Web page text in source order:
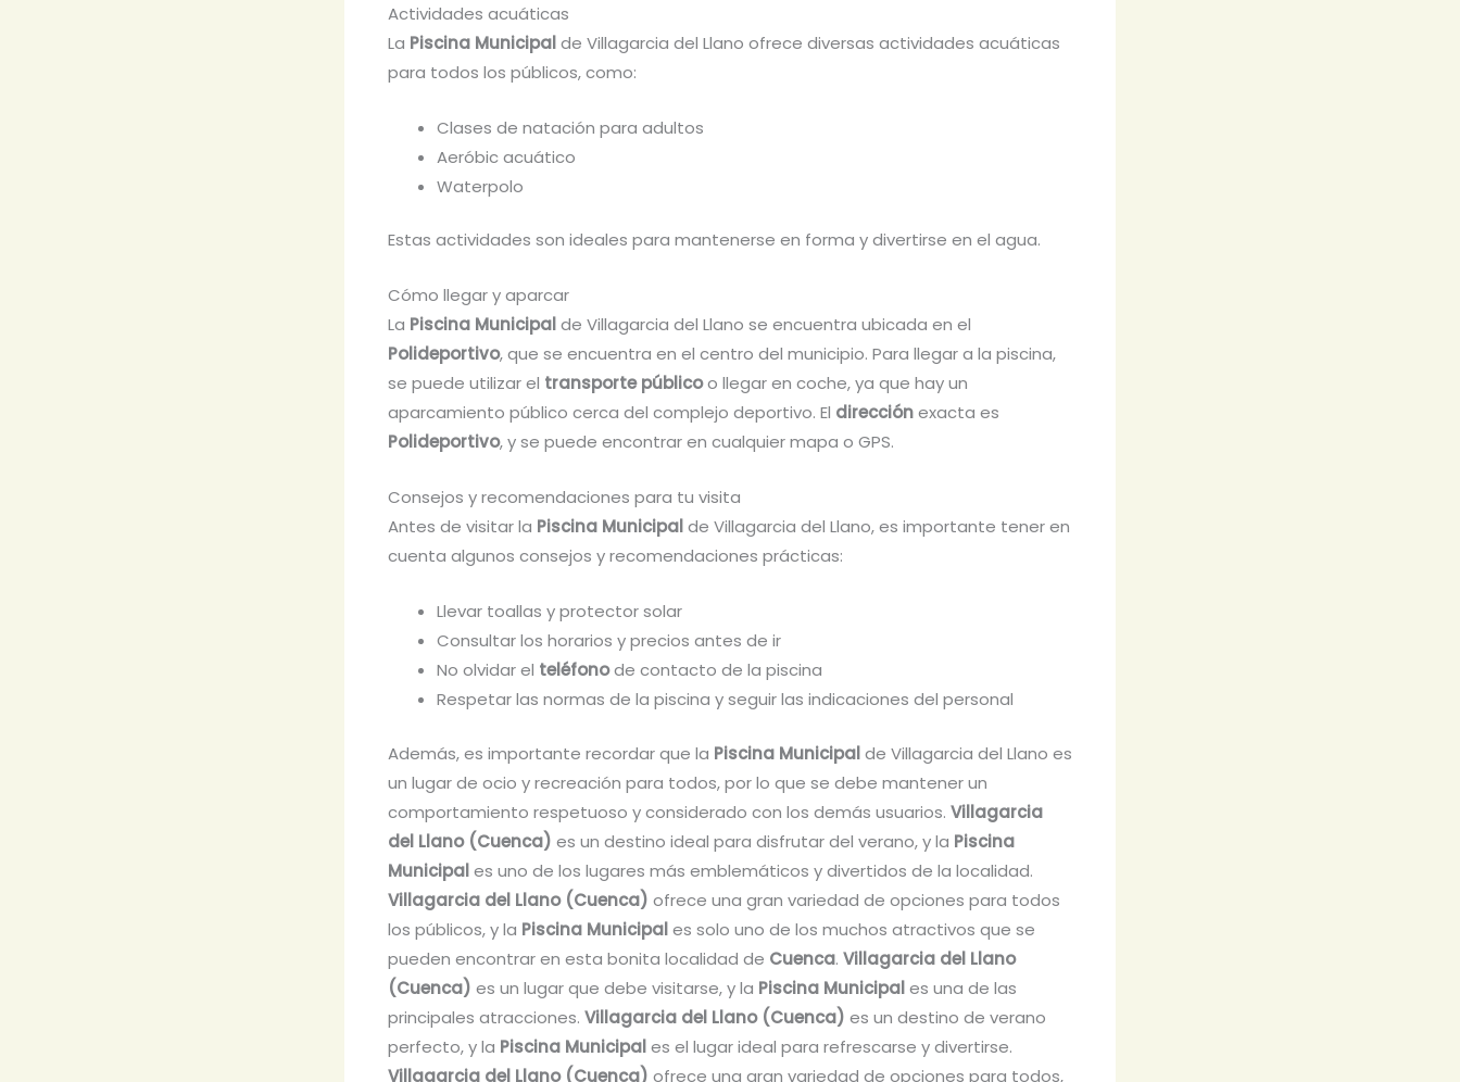
Actividades acuáticas
La Piscina Municipalde Villagarcia del Llano ofrece diversas actividades acuáticas
para todos los públicos, como:
Clases de natación para adultos
Aeróbic acuático
Waterpolo
Estas actividades son ideales para mantenerse en forma y divertirse en el agua.
Cómo llegar y aparcar
La Piscina Municipalde Villagarcia del Llano se encuentra ubicada en el
Polideportivo, que se encuentra en el centro del municipio. Para llegar a la piscina,
se puede utilizar el transporte públicoo llegar en coche, ya que hay un
aparcamiento público cerca del complejo deportivo. El direcciónexacta es
Polideportivo, y se puede encontrar en cualquier mapa o GPS.
Consejos y recomendaciones para tu visita
Antes de visitar la Piscina Municipalde Villagarcia del Llano, es importante tener en
cuenta algunos consejos y recomendaciones prácticas:
Llevar toallas y protector solar
Consultar los horarios y precios antes de ir
No olvidar el teléfonode contacto de la piscina
Respetar las normas de la piscina y seguir las indicaciones del personal
Además, es importante recordar que la Piscina Municipalde Villagarcia del Llano es
un lugar de ocio y recreación para todos, por lo que se debe mantener un
comportamiento respetuoso y considerado con los demás usuarios. Villagarcia
del Llano (Cuenca) es un destino ideal para disfrutar del verano, y la Piscina
Municipales uno de los lugares más emblemáticos y divertidos de la localidad.
Villagarcia del Llano (Cuenca) ofrece una gran variedad de opciones para todos
los públicos, y la Piscina Municipales solo uno de los muchos atractivos que se
pueden encontrar en esta bonita localidad de Cuenca. Villagarcia del Llano
(Cuenca) es un lugar que debe visitarse, y la Piscina Municipales una de las
principales atracciones. Villagarcia del Llano (Cuenca) es un destino de verano
perfecto, y la Piscina Municipales el lugar ideal para refrescarse y divertirse.
Villagarcia del Llano (Cuenca) ofrece una gran variedad de opciones para todos,